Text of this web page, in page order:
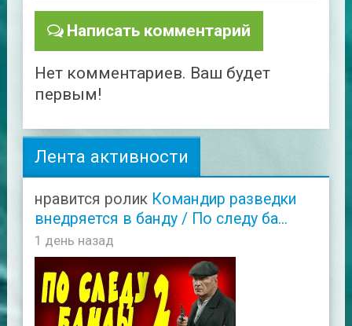
Написать комментарий
Нет комментариев. Ваш будет
первым!
Лента активности
нравится ролик Командир разведки
внедряется в банду / По следу ба...
1 день назад